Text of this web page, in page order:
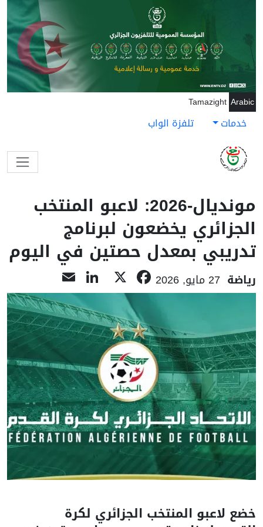
تجاوز إلى المحتوى الرئيسي
Arabic
Tamazight
خدمات تلفزة الواب
مونديال-2026: لاعبو المنتخب
الجزائري يخضعون لبرنامج
تدريبي بمعدل حصتين في اليوم
رياضة 27 مايو, 2026 Facebook
LinkedIn
خضع لاعبو المنتخب الجزائري لكرة